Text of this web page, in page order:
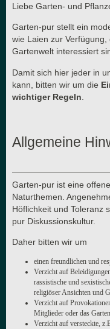
Liebe Garten- und
Garten-pur stellt ein
wie Laien zur
Gartenwelt interessiert
Damit sich hier jeder in
kann, bitten wir um die
wichtiger Regeln
Allgemeine
Garten-pur ist eine
Naturthemen.
Höflichkeit und Toleranz
pur Diskussionskultur.
Daher bitten wir um
einen freundlichen und
Verzicht auf
rassistische und
religiöser Ansichten und
Verzicht auf
Mitglieder oder das
Verzicht auf versteckte,